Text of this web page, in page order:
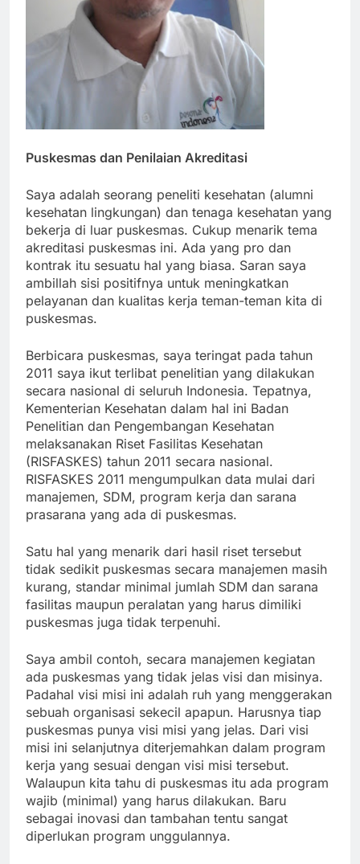
Puskesmas dan Penilaian Akreditasi
Saya adalah seorang peneliti kesehatan (alumni
kesehatan lingkungan) dan tenaga kesehatan yang
bekerja di luar puskesmas. Cukup menarik tema
akreditasi puskesmas ini. Ada yang pro dan
kontrak itu sesuatu hal yang biasa. Saran saya
ambillah sisi positifnya untuk meningkatkan
pelayanan dan kualitas kerja teman-teman kita di
puskesmas.
Berbicara puskesmas, saya teringat pada tahun
2011 saya ikut terlibat penelitian yang dilakukan
secara nasional di seluruh Indonesia. Tepatnya,
Kementerian Kesehatan dalam hal ini Badan
Penelitian dan Pengembangan Kesehatan
melaksanakan Riset Fasilitas Kesehatan
(RISFASKES) tahun 2011 secara nasional.
RISFASKES 2011 mengumpulkan data mulai dari
manajemen, SDM, program kerja dan sarana
prasarana yang ada di puskesmas.
Satu hal yang menarik dari hasil riset tersebut
tidak sedikit puskesmas secara manajemen masih
kurang, standar minimal jumlah SDM dan sarana
fasilitas maupun peralatan yang harus dimiliki
puskesmas juga tidak terpenuhi.
Saya ambil contoh, secara manajemen kegiatan
ada puskesmas yang tidak jelas visi dan misinya.
Padahal visi misi ini adalah ruh yang menggerakan
sebuah organisasi sekecil apapun. Harusnya tiap
puskesmas punya visi misi yang jelas. Dari visi
misi ini selanjutnya diterjemahkan dalam program
kerja yang sesuai dengan visi misi tersebut.
Walaupun kita tahu di puskesmas itu ada program
wajib (minimal) yang harus dilakukan. Baru
sebagai inovasi dan tambahan tentu sangat
diperlukan program unggulannya.